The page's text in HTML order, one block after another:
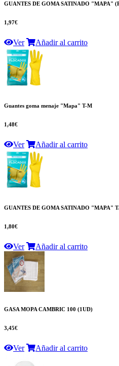
GUANTES DE GOMA SATINADO "MAPA"
1,97€
Ver Añadir al carrito
Guantes goma menaje "Mapa" T-M
1,48€
Ver Añadir al carrito
GUANTES DE GOMA SATINADO "MAPA"
1,80€
Ver Añadir al carrito
GASA MOPA CAMBRIC 100 (1UD)
3,45€
Ver Añadir al carrito